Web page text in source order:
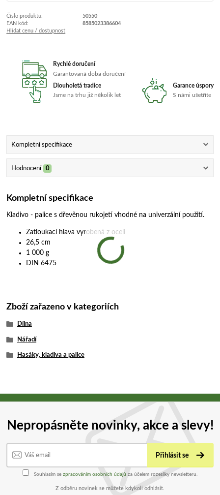
Číslo produktu:
50550
EAN kód:
8585023386604
Hlídat cenu / dostupnost
Rychlé doručení
Garantovaná doba doručení
Dlouholetá tradice
Jsme na trhu již několik let
Garance úspory
S námi ušetříte
Kompletní specifikace
Hodnocení 0
Kompletní specifikace
Kladivo - palice s dřevěnou rukojetí vhodné na univerzální použití.
Zatloukací hlava vyrobená z oceli
26,5 cm
1 000 g
DIN 6475
Zboží zařazeno v kategoriích
Dílna
Nářadí
Hasáky, kladiva a palice
Nepropásněte novinky, akce a slevy!
Přihlásit se
Souhlasím se zpracováním osobních údajů za účelem rozesílky newsletteru.
Z odběru novinek se můžete kdykoli odhlásit.